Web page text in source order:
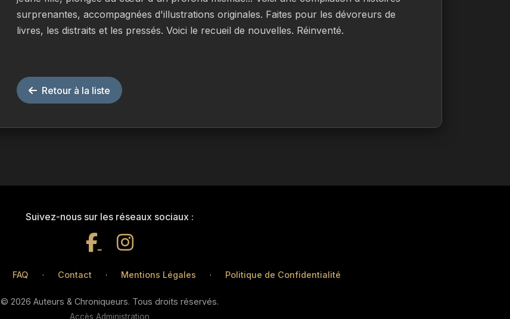
surprenantes, accompagnées d'illustrations originales. Faites pour les dévoreurs de
livres, les distraits et les pressés. Voici le recueil de nouvelles. Réinventé.
Retour à la liste
Suivez-nous sur les réseaux sociaux :
FAQ · Contact · Mentions Légales · Politique de Confidentialité
© 2026 Auteurs & Chroniqueurs. Tous droits réservés.
Accès Administration